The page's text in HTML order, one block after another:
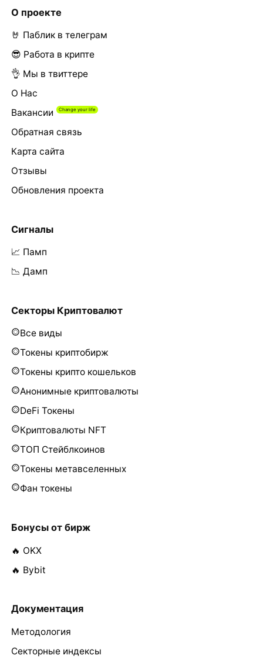
О проекте
🤘 Паблик в телеграм
😎 Работа в крипте
👌 Мы в твиттере
О Нас
Вакансии
Обратная связь
Карта сайта
Отзывы
Обновления проекта
Сигналы
📈 Памп
📉 Дамп
Секторы Криптовалют
Все виды
Токены криптобирж
Токены крипто кошельков
Анонимные криптовалюты
DeFi Токены
Криптовалюты NFT
ТОП Стейблкоинов
Токены метавселенных
Фан токены
Бонусы от бирж
🔥 OKX
🔥 Bybit
Документация
Методология
Секторные индексы